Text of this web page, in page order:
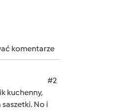
komentarze
#2
kuchenny,
No i